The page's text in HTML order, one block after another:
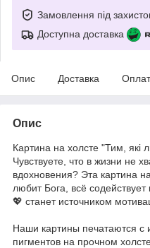
Замовлення під
Доступна доставка
Опис Доставка
Опис
Картина на холсте "Тим, які
Чувствуете, что в жизни не
вдохновения? Эта картина
любит Бога, всё
💖 станет источником
Наши картины печатаются с
пигментов на прочном